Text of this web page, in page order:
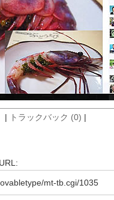
| トラックバック (0) |
mt-tb.cgi/1035